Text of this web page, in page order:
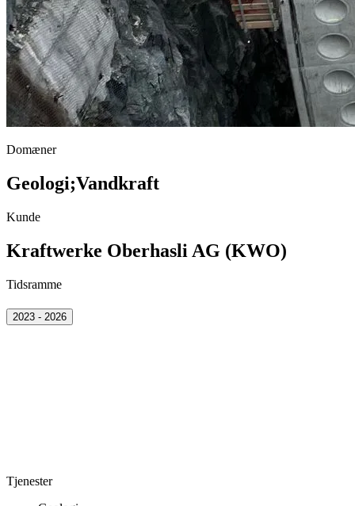
Domæner
Geologi;Vandkraft
Kunde
Kraftwerke Oberhasli AG (KWO)
Tidsramme
2023 - 2026
Tjenester